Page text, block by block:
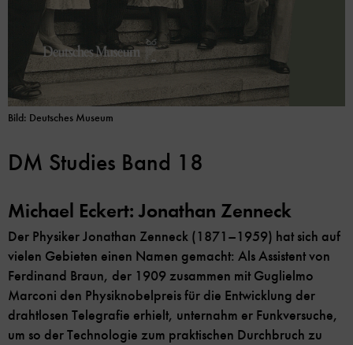
Bild: Deutsches Museum
DM Studies Band 18
Michael Eckert: Jonathan Zenneck
Der Physiker Jonathan Zenneck (1871–1959) hat sich auf
vielen Gebieten einen Namen gemacht: Als Assistent von
Ferdinand Braun, der 1909 zusammen mit Guglielmo
Marconi den Physiknobelpreis für die Entwicklung der
drahtlosen Telegrafie erhielt, unternahm er Funkversuche,
um so der Technologie zum praktischen Durchbruch zu